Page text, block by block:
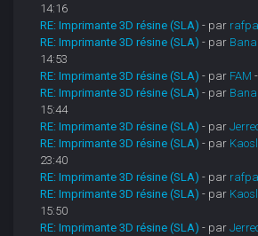
14:16
RE: Imprimante 3D résine (SLA) - par
RE: Imprimante 3D résine (SLA) - par
14:53
RE: Imprimante 3D résine (SLA) - par FAM
RE: Imprimante 3D résine (SLA) - par
15:44
RE: Imprimante 3D résine (SLA) - par
RE: Imprimante 3D résine (SLA) - par
23:40
RE: Imprimante 3D résine (SLA) - par
RE: Imprimante 3D résine (SLA) - par
15:50
RE: Imprimante 3D résine (SLA) - par